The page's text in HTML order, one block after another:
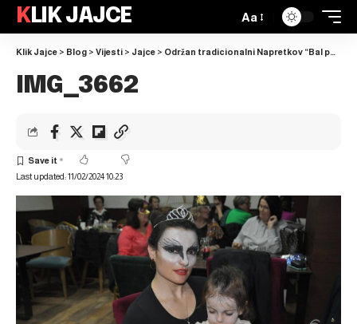
KLIK JAJCE Aa
Klik Jajce > Blog > Vijesti > Jajce > Održan tradicionalni Napretkov “Bal pod maskama”
IMG_3662
Last updated: 11/02/2024 10:23